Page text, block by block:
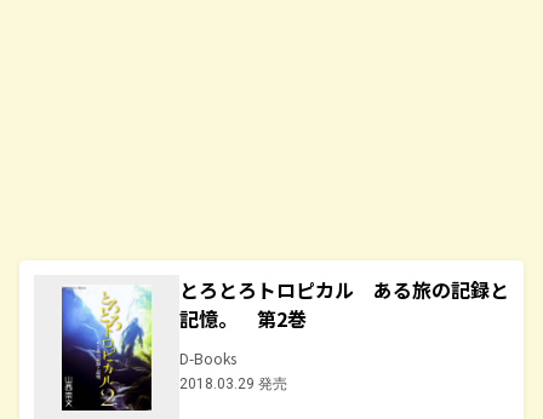
とろとろトロピカル ある旅の記録と
記憶。 第2巻
D-Books
2018.03.29 発売